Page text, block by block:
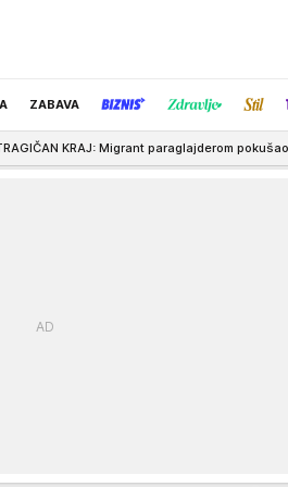
ZABAVA
paraglajderom pokušao da se dokopa Seute